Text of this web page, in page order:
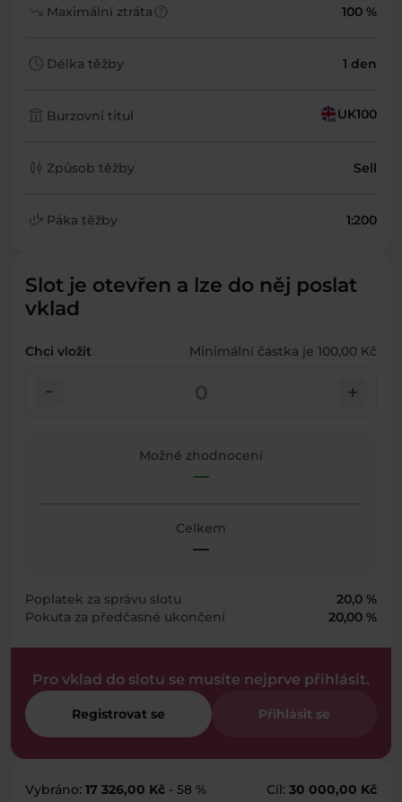
trending_down Maximální ztrátahelp 100 %
schedule Délka těžby 1 den
account_balance Burzovní titul UK100
candlestick_chart Způsob těžby Sell
finance_mode Páka těžby 1:200
Slot je otevřen a lze do něj poslat
vklad
Chci vložit Minimální částka je 100,00 Kč
check_indeterminate_small add
Možné zhodnocení
—
Celkem
—
Poplatek za správu slotu
20,0 %
Pokuta za předčasné ukončení
20,00 %
Pro vklad do slotu se musíte nejprve přihlásit.
Registrovat se Přihlásit se
Vybráno: 17 326,00 Kč - 58 % Cíl: 30 000,00 Kč